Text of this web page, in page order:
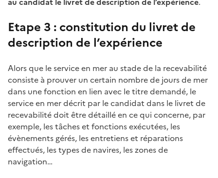
Etape 3 : constitution du livret de
description de l’expérience
Alors que le service en mer au stade de la recevabilité
consiste à prouver un certain nombre de jours de mer
dans une fonction en lien avec le titre demandé, le
service en mer décrit par le candidat dans le livret de
recevabilité doit être détaillé en ce qui concerne, par
exemple, les tâches et fonctions exécutées, les
évènements gérés, les entretiens et réparations
effectués, les types de navires, les zones de
navigation…